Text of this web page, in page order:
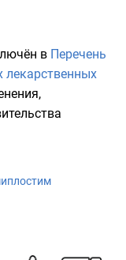
в Перечень